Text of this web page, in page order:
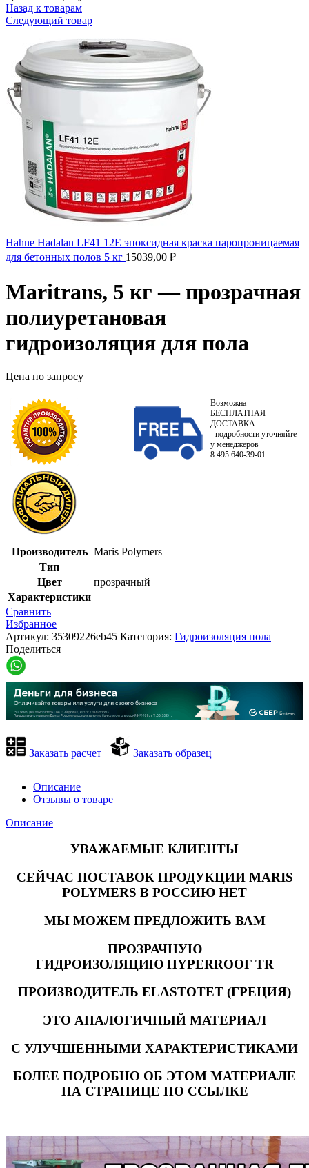
Назад к товарам
Следующий товар
Hahne Hadalan LF41 12E эпоксидная краска паропроницаемая
для бетонных полов 5 кг 15039,00 ₽
Maritrans, 5 кг — прозрачная
полиуретановая
гидроизоляция для пола
Цена по запросу
Возможна
БЕСПЛАТНАЯ
ДОСТАВКА
- подробности уточняйте
у менеджеров
8 495 640-39-01
Производитель Maris Polymers
Тип
Цвет
прозрачный
Характеристики
Сравнить
Избранное
Артикул: 35309226eb45 Категория: Гидроизоляция пола
Поделиться
Заказать расчет Заказать образец
Описание
Отзывы о товаре
Описание
УВАЖАЕМЫЕ КЛИЕНТЫ
СЕЙЧАС ПОСТАВОК ПРОДУКЦИИ MARIS
POLYMERS В РОССИЮ НЕТ
МЫ МОЖЕМ ПРЕДЛОЖИТЬ ВАМ
ПРОЗРАЧНУЮ
ГИДРОИЗОЛЯЦИЮ HYPERROOF TR
ПРОИЗВОДИТЕЛЬ ELASTOTET (ГРЕЦИЯ)
ЭТО АНАЛОГИЧНЫЙ МАТЕРИАЛ
С УЛУЧШЕННЫМИ ХАРАКТЕРИСТИКАМИ
БОЛЕЕ ПОДРОБНО ОБ ЭТОМ МАТЕРИАЛЕ
НА СТРАНИЦЕ ПО ССЫЛКЕ